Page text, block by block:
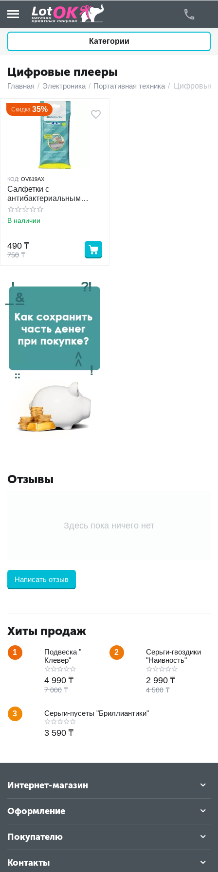
Категории
Цифровые плееры
Главная / Электроника / Портативная техника / Цифровые
Скидка 35%
КОД: OV619AX
Салфетки с
антибактериальным
компонентом для экранов
В наличии
750 ₸
490 ₸
Отзывы
Здесь пока ничего нет
Написать отзыв
Хиты продаж
1
Подвеска "
Клевер"
7 000 ₸
4 990 ₸
2
Серьги-гвоздики
"Наивность"
4 500 ₸
2 990 ₸
3 Серьги-пусеты "Бриллиантики"
3 590 ₸
Интернет-магазин
Оформление
Покупателю
Контакты